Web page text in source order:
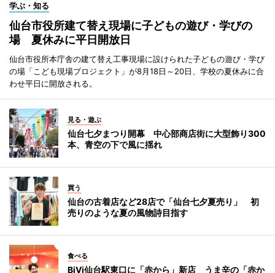
学ぶ・知る
仙台市役所建て替え現場に子どもの遊び・学びの
場 夏休みに平日開放日
仙台市役所本庁舎の建て替え工事現場に設けられた子どもの遊び・学び
の場「こども現場プロジェクト」が8月18日～20日、学校の夏休みに合
わせ平日に開放される。
見る・遊ぶ
仙台七夕まつり開幕 中心部商店街に大型飾り300
本、青空の下で風に揺れ
買う
仙台の古着店など28店で「仙台七夕夏売り」 初
売りのような夏の風物詩目指す
食べる
BiVi仙台駅東口に「赤から」新店 うま辛の「赤か